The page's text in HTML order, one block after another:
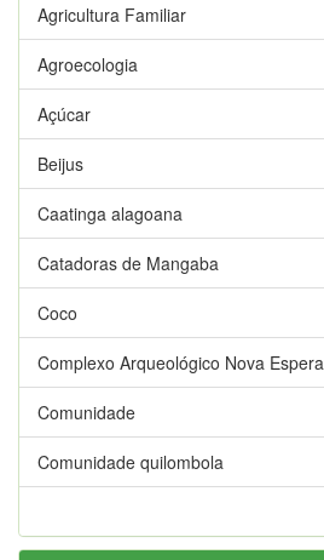
Agricultura Familiar
Agroecologia
Açúcar
Beijus
Caatinga alagoana
Catadoras de Mangaba
Coco
Complexo Arqueológico Nova
Comunidade
Comunidade quilombola